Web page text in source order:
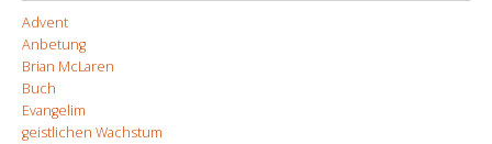
Advent
Anbetung
Brian McLaren
Buch
Evangelim
geistlichen Wachstum